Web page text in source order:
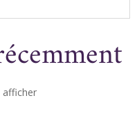
afficher